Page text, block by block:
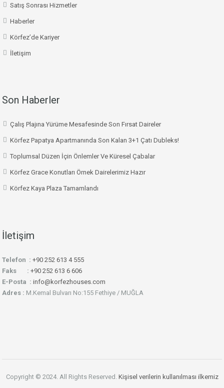
Satış Sonrası Hizmetler
Haberler
Körfez’de Kariyer
İletişim
Son Haberler
Çalış Plajına Yürüme Mesafesinde Son Fırsat Daireler
Körfez Papatya Apartmanında Son Kalan 3+1 Çatı Dubleks!
Toplumsal Düzen İçin Önlemler Ve Küresel Çabalar
Körfez Grace Konutları Örnek Dairelerimiz Hazır
Körfez Kaya Plaza Tamamlandı
İletişim
Telefon : +90 252 613 4 555
Faks : +90 252 613 6 606
E-Posta : info@korfezhouses.com
Adres : M.Kemal Bulvarı No:155 Fethiye / MUĞLA
Copyright © 2024. All Rights Reserved. Kişisel verilerin kullanılması ilkemiz